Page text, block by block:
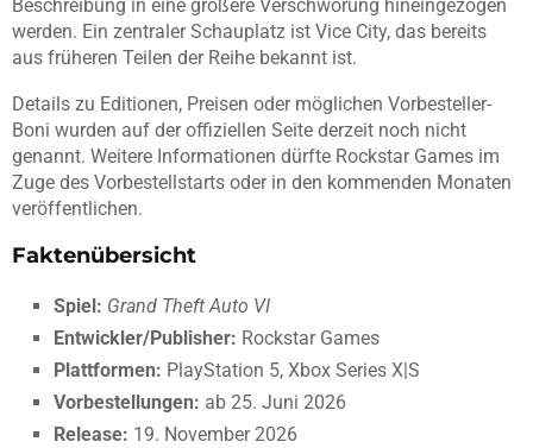
Beschreibung in eine größere Verschwörung hineingezogen
werden. Ein zentraler Schauplatz ist Vice City, das bereits
aus früheren Teilen der Reihe bekannt ist.
Details zu Editionen, Preisen oder möglichen Vorbesteller-
Boni wurden auf der offiziellen Seite derzeit noch nicht
genannt. Weitere Informationen dürfte Rockstar Games im
Zuge des Vorbestellstarts oder in den kommenden Monaten
veröffentlichen.
Faktenübersicht
Spiel: Grand Theft Auto VI
Entwickler/Publisher: Rockstar Games
Plattformen: PlayStation 5, Xbox Series X|S
Vorbestellungen: ab 25. Juni 2026
Release: 19. November 2026